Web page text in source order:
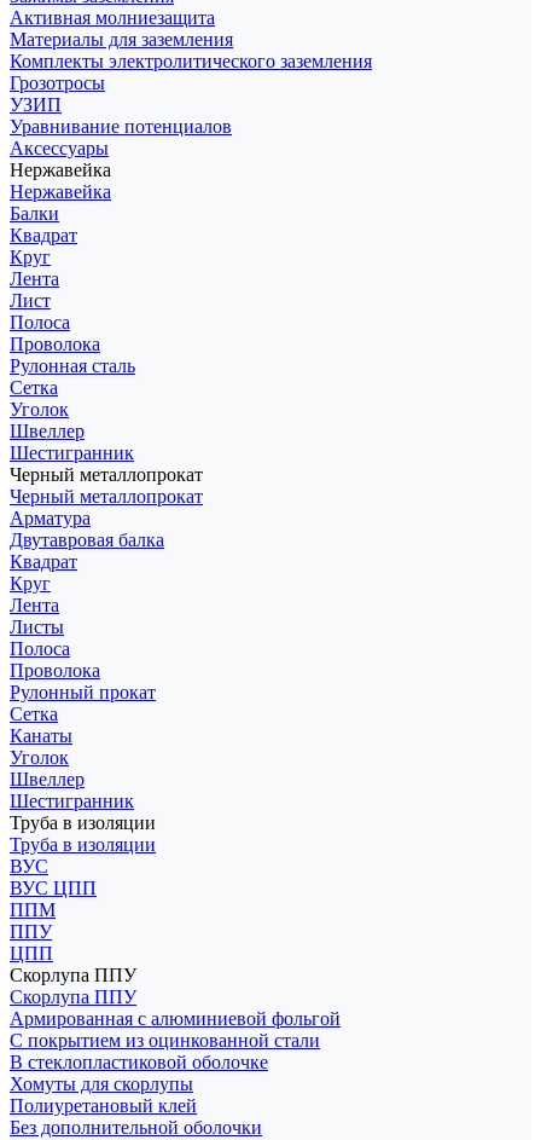
Активная молниезащита
Материалы для заземления
Комплекты электролитического заземления
Грозотросы
УЗИП
Уравнивание потенциалов
Аксессуары
Нержавейка
Нержавейка
Балки
Квадрат
Круг
Лента
Лист
Полоса
Проволока
Рулонная сталь
Сетка
Уголок
Швеллер
Шестигранник
Черный металлопрокат
Черный металлопрокат
Арматура
Двутавровая балка
Квадрат
Круг
Лента
Листы
Полоса
Проволока
Рулонный прокат
Сетка
Канаты
Уголок
Швеллер
Шестигранник
Труба в изоляции
Труба в изоляции
ВУС
ВУС ЦПП
ППМ
ППУ
ЦПП
Скорлупа ППУ
Скорлупа ППУ
Армированная с алюминиевой фольгой
С покрытием из оцинкованной стали
В стеклопластиковой оболочке
Хомуты для скорлупы
Полиуретановый клей
Без дополнительной оболочки